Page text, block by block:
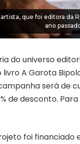
que foi editora da
ano
do universo
livro A Garota
será de
de desconto.
foi